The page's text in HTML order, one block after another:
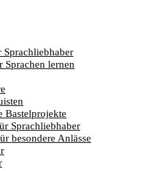
Sprachen lernen
Bastelprojekte
Sprachliebhaber
besondere Anlässe